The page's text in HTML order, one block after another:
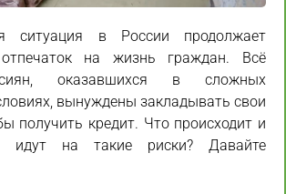
ситуация в России продолжает
на жизнь граждан. Всё
оказавшихся в сложных
вынуждены закладывать свои
получить кредит. Что происходит и
идут на такие риски? Давайте